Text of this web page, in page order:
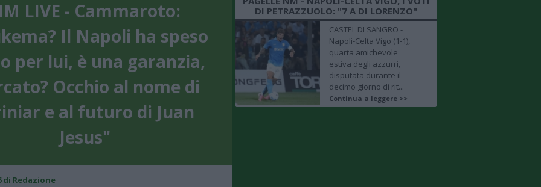
LIVE - Cammaroto:
Il Napoli ha speso
per lui, è una garanzia,
Occhio al nome di
e al futuro di Juan
Jesus"
di Redazione
DI PETRAZZUOLO: "7 A DI LORENZO"
CASTEL DI SANGRO -
Napoli-Celta Vigo (1-1),
quarta amichevole
estiva degli azzurri,
disputata durante il
decimo giorno di rit...
Continua a leggere >>